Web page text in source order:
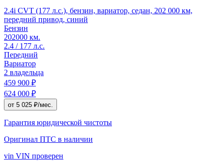
2.4i CVT (177 л.с.), бензин, вариатор, седан, 202 000 км,
передний привод, синий
Бензин
202000 км.
2.4 / 177 л.с.
Передний
Вариатор
2 владельца
459 900 ₽
624 000 ₽
от 5 025 ₽/мес.
Гарантия юридической чистоты
Оригинал ПТС в наличии
vin VIN проверен